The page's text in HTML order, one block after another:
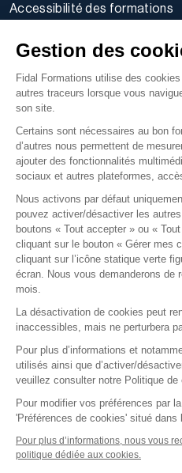
Gestion des
Fidal Formations utilise des
autres traceurs lorsque vous
son site.
Certains sont nécessaires au bon
d’autres nous permettent de
ajouter des fonctionnalités
sociaux et autres plateformes,
Nous activons par défaut
pouvez activer/désactiver les
boutons « Tout accepter » ou «
cliquant sur le bouton « Gérer mes
cliquant sur l’icône statique verte
écran. Nous vous demanderons de
mois.
La désactivation de cookies peut
inaccessibles, mais ne perturbera
Pour plus d’informations et
utilisés ainsi que d’activer/
veuillez consulter notre Politique de
Pour modifier vos préférences par
'Préférences de cookies' situé dans
Pour plus d’informations, nous vous
politique dédiée aux cookies.
Accessibilité des formations
Politique d’utilisation des
Politique de confidentialité
Conditions générales
Nos offres
E-learning
Formations certifiantes
Formations inter-entreprises
Formations intra-entreprises
Cycles d'actualité
Soyez alerté de nos
Suivez-nous sur
2026 Tous
Fidal Formations
Gestion des cookies